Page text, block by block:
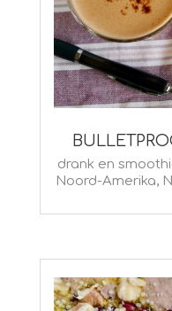
2022-
04-
drank en
Noord-Amerika,